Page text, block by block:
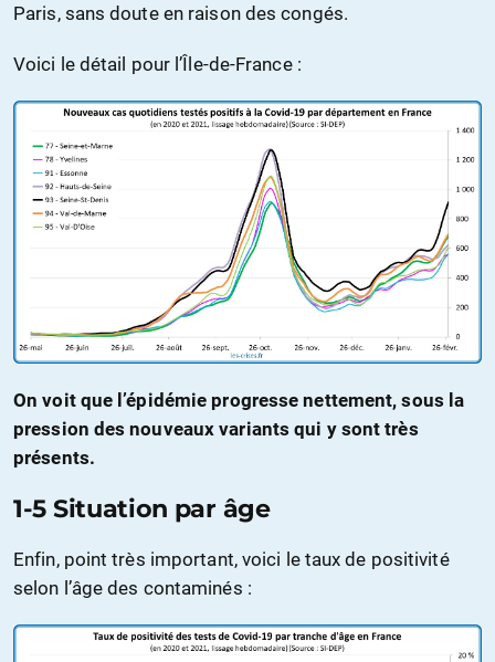
Paris, sans doute en raison des congés.
Voici le détail pour l’Île-de-France :
On voit que l’épidémie progresse nettement, sous la
pression des nouveaux variants qui y sont très
présents.
1-5 Situation par âge
Enfin, point très important, voici le taux de positivité
selon l’âge des contaminés :